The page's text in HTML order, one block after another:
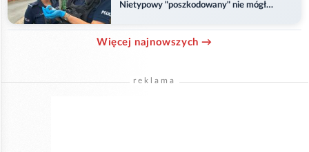
Nietypowy "poszkodowany" nie mógł
Więcej najnowszych →
reklama